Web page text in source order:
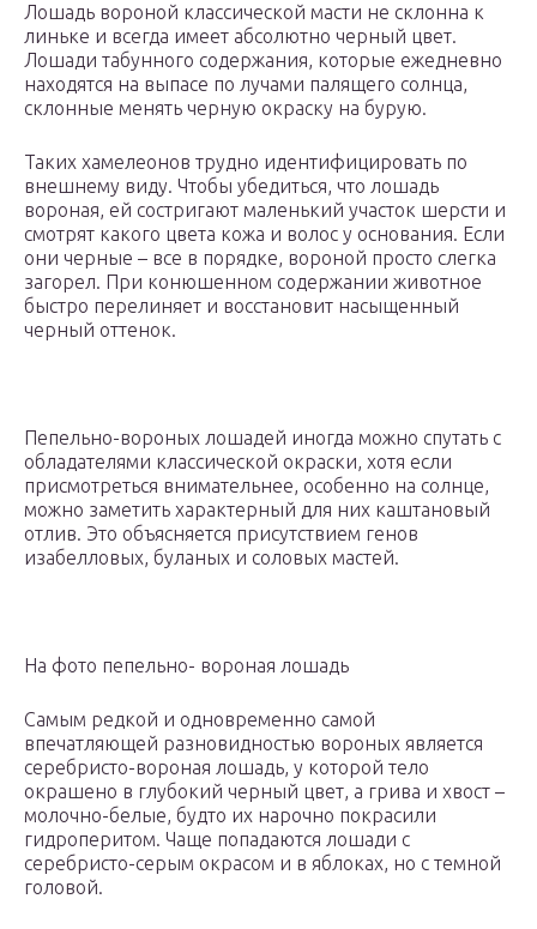
Лошадь вороной классической масти не склонна к
линьке и всегда имеет абсолютно черный цвет.
Лошади табунного содержания, которые ежедневно
находятся на выпасе по лучами палящего солнца,
склонные менять черную окраску на бурую.
Таких хамелеонов трудно идентифицировать по
внешнему виду. Чтобы убедиться, что лошадь
вороная, ей состригают маленький участок шерсти и
смотрят какого цвета кожа и волос у основания. Если
они черные – все в порядке, вороной просто слегка
загорел. При конюшенном содержании животное
быстро перелиняет и восстановит насыщенный
черный оттенок.
Пепельно-вороных лошадей иногда можно спутать с
обладателями классической окраски, хотя если
присмотреться внимательнее, особенно на солнце,
можно заметить характерный для них каштановый
отлив. Это объясняется присутствием генов
изабелловых, буланых и соловых мастей.
На фото пепельно- вороная лошадь
Самым редкой и одновременно самой
впечатляющей разновидностью вороных является
серебристо-вороная лошадь, у которой тело
окрашено в глубокий черный цвет, а грива и хвост –
молочно-белые, будто их нарочно покрасили
гидроперитом. Чаще попадаются лошади с
серебристо-серым окрасом и в яблоках, но с темной
головой.